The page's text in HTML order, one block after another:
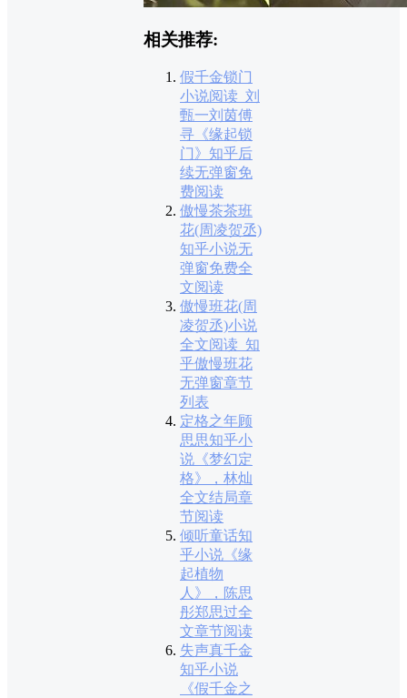
相关推荐:
假千金锁门
小说阅读_刘
甄一刘茵傅
寻《缘起锁
门》知乎后
续无弹窗免
费阅读
傲慢茶茶班
花(周凌贺丞)
知乎小说无
弹窗免费全
文阅读
傲慢班花(周
凌贺丞)小说
全文阅读_知
乎傲慢班花
无弹窗章节
列表
定格之年顾
思思知乎小
说《梦幻定
格》，林灿
全文结局章
节阅读
倾听童话知
乎小说《缘
起植物
人》，陈思
彤郑思过全
文章节阅读
失声真千金
知乎小说
《假千金之